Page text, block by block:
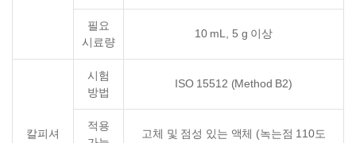
필요
시료량
10 mL, 5 g 이상
칼피셔
시험
방법
ISO 15512 (Method B2)
적용
고체 및 점성 있는 액체 (녹는점 110도